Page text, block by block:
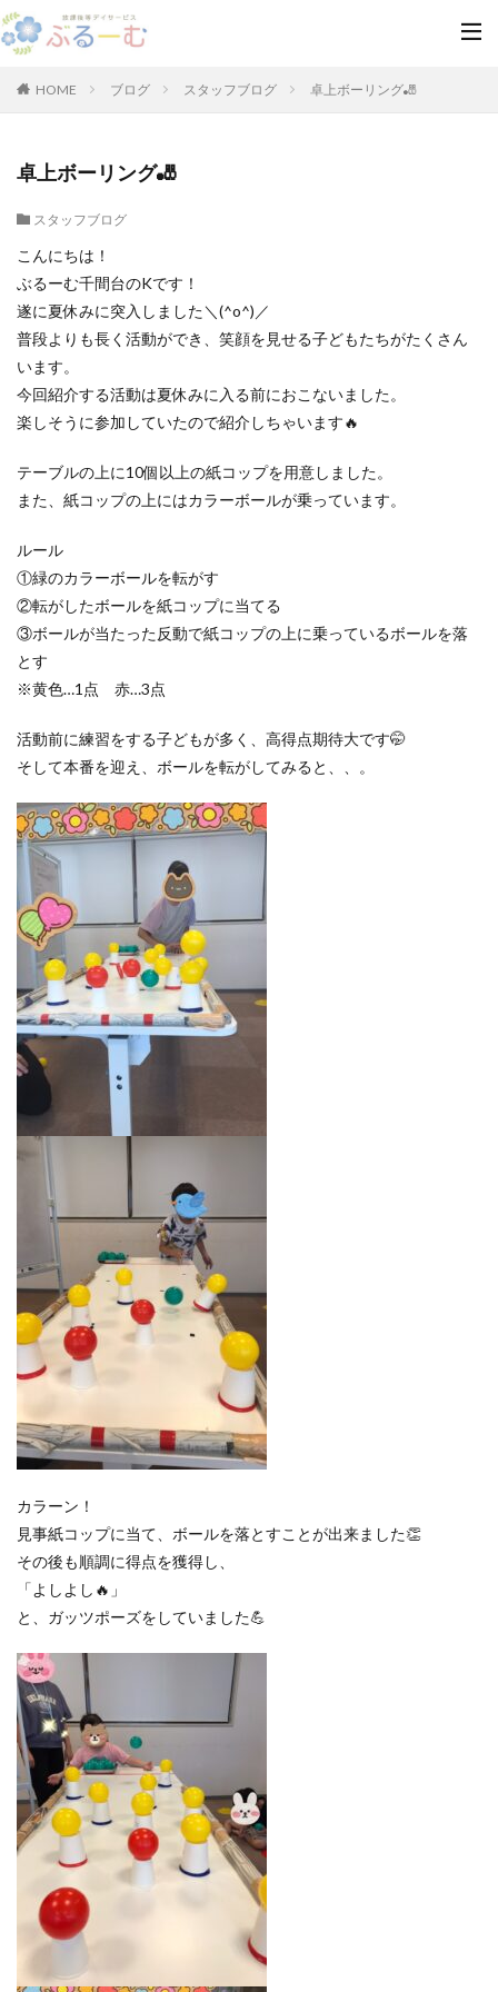
HOME ブログ スタッフブログ 卓上ボーリング🎳
卓上ボーリング🎳
スタッフブログ
こんにちは！
ぶるーむ千間台のKです！
遂に夏休みに突入しました＼(^o^)／
普段よりも長く活動ができ、笑顔を見せる子どもたちがたくさん
います。
今回紹介する活動は夏休みに入る前におこないました。
楽しそうに参加していたので紹介しちゃいます🔥
テーブルの上に10個以上の紙コップを用意しました。
また、紙コップの上にはカラーボールが乗っています。
ルール
①緑のカラーボールを転がす
②転がしたボールを紙コップに当てる
③ボールが当たった反動で紙コップの上に乗っているボールを落
とす
※黄色…1点 赤…3点
活動前に練習をする子どもが多く、高得点期待大です🤭
そして本番を迎え、ボールを転がしてみると、、。
カラーン！
見事紙コップに当て、ボールを落とすことが出来ました👏
その後も順調に得点を獲得し、
「よしよし🔥」
と、ガッツポーズをしていました💪